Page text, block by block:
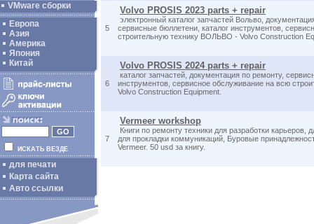
VMware сборки
Европа
Азия
Америка
Япония
Китай
ИСКАТЬ ВЕЗДЕ
для печати
Карта сайта
Авто ссылки
5
Volvo PROSIS 2023 parts + repair
электронный каталог запчастей Вольво,
сервисные бюллетени, каталог инструментов,
строительную технику ВОЛЬВО - Volvo Construction
6
Volvo PROSIS 2024 parts + repair
каталог запчастей, документация по ремонту,
инструментов, сервисное обслуживание на всю
Volvo Construction Equipment.
7
Vermeer workshop
Книги по ремонту техники для разработки карьеров,
для прокладки коммуникаций, Буровые
Vermeer. 50 usd за книгу.